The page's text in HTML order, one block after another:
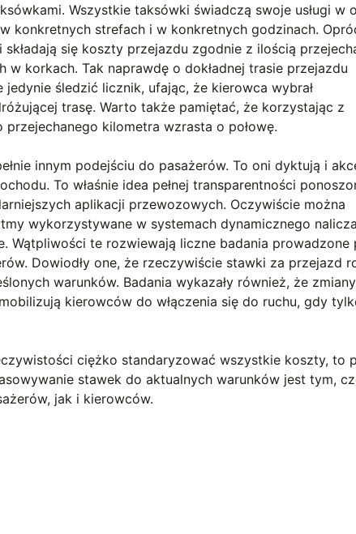
Wszystkie taksówki świadczą swoje usługi w
konkretnych strefach i w konkretnych godzinach.
składają się koszty przejazdu zgodnie z ilością
korkach. Tak naprawdę o dokładnej trasie przejazdu
śledzić licznik, ufając, że kierowca wybrał
trasę. Warto także pamiętać, że korzystając z
kilometra wzrasta o połowę.
innym podejściu do pasażerów. To oni dyktują i
To właśnie idea pełnej transparentności
aplikacji przewozowych. Oczywiście można
wykorzystywane w systemach dynamicznego
Wątpliwości te rozwiewają liczne badania prowadzone
Dowiodły one, że rzeczywiście stawki za przejazd
warunków. Badania wykazały również, że zmiany
kierowców do włączenia się do ruchu, gdy
ciężko standaryzować wszystkie koszty, to
stawek do aktualnych warunków jest tym,
jak i kierowców.